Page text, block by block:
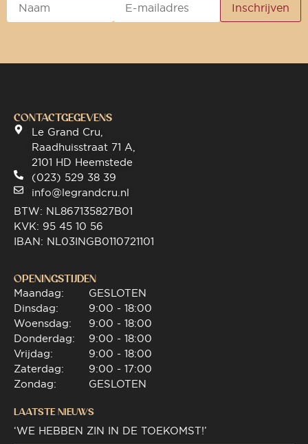
CONTACTGEGEVENS
Le Grand Cru,
Raadhuisstraat 71 A,
2101 HD Heemstede
(023) 529 38 39
info@legrandcru.nl
BTW: NL867135827B01
KVK: 95 45 10 56
IBAN: NL03INGB0110721101
OPENINGSTIJDEN
Maandag:
Dinsdag:
Woensdag:
Donderdag:
Vrijdag:
Zaterdag:
Zondag:
GESLOTEN
9:00 - 18:00
9:00 - 18:00
9:00 - 18:00
9:00 - 18:00
9:00 - 17:00
GESLOTEN
LAATSTE NIEUWS
‘WE HEBBEN ZIN IN DE TOEKOMST!’